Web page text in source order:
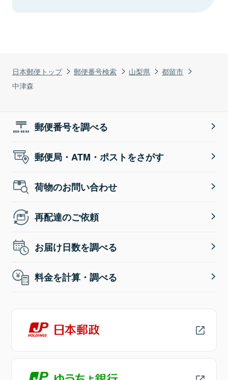
日本郵便トップ 郵便番号検索 山梨県
都留市
中津森
郵便番号を調べる
郵便局・ATM・ポストをさがす
荷物のお問い合わせ
再配達のご依頼
お届け日数を調べる
料金を計算・調べる